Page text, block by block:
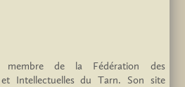
membre de la Fédération des
et Intellectuelles du Tarn. Son site